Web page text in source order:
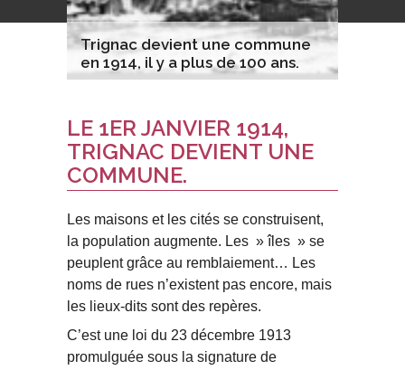
Trignac devient une commune
en 1914, il y a plus de 100 ans.
LE 1ER JANVIER 1914,
TRIGNAC DEVIENT UNE
COMMUNE.
Les maisons et les cités se construisent,
la population augmente. Les » îles » se
peuplent grâce au remblaiement… Les
noms de rues n’existent pas encore, mais
les lieux-dits sont des repères.
C’est une loi du 23 décembre 1913
promulguée sous la signature de